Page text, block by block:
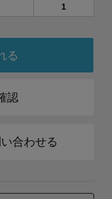
る
認
1
合わせる